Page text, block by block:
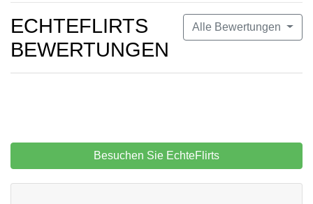
Alle Bewertungen
ECHTEFLIRTS
BEWERTUNGEN
Besuchen Sie EchteFlirts